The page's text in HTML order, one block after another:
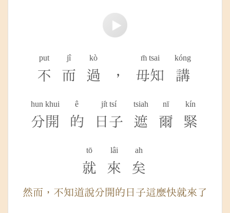
put
不
jî
而
kò
過 ，
m̄ tsai
毋知
kóng
講
hun khui
分開
ê
的
ji̍t tsí
日子
tsiah
遮
nī
爾
kín
緊
tō
就
lâi
來
ah
矣
然而，不知道說分開的日子這麼快就來了